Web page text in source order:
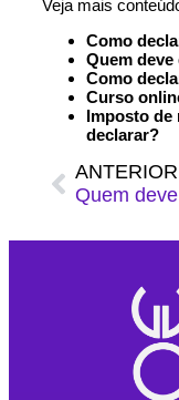
Veja mais
Como
Quem
Como
Curso
Imposto de
declarar?
ANTERIOR